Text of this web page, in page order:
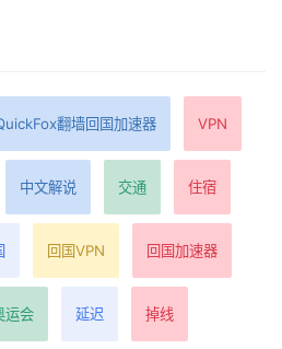
翻墙回国加速器 VPN
中文解说 交通 住宿
回国VPN 回国加速器
运会 延迟 掉线